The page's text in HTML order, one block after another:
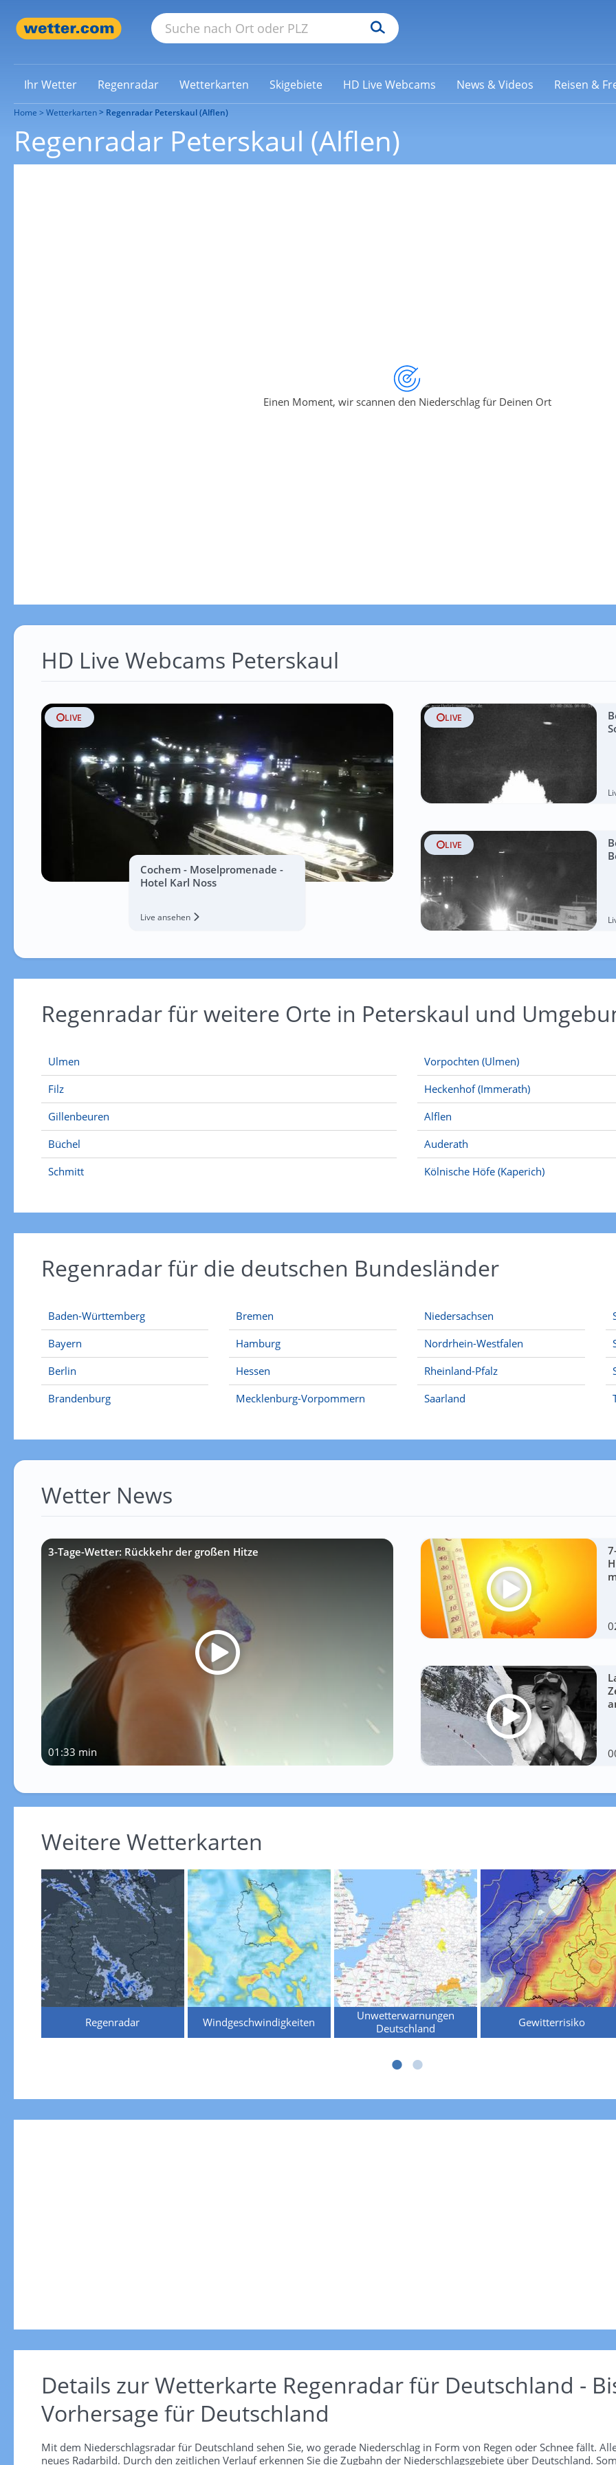
Ihr Wetter Regenradar Wetterkarten Skigebiete HD Live Webcams News & Videos Reisen &
Home Wetterkarten Regenradar Peterskaul (Alflen)
Regenradar Peterskaul (Alflen)
Einen Moment, wir scannen den Niederschlag für Deinen Ort
HD Live Webcams Peterskaul
LIVE
Cochem - Moselpromenade -
Hotel Karl Noss
Live ansehen
LIVE
LIVE
Regenradar für weitere Orte in Peterskaul und
Ulmen
Filz
Gillenbeuren
Büchel
Schmitt
Vorpochten (Ulmen)
Heckenhof (Immerath)
Alflen
Auderath
Kölnische Höfe (Kaperich)
Regenradar für die deutschen Bundesländer
Baden-Württemberg
Bayern
Berlin
Brandenburg
Bremen
Hamburg
Hessen
Mecklenburg-Vorpommern
Niedersachsen
Nordrhein-Westfalen
Rheinland-Pfalz
Saarland
Wetter News
3-Tage-Wetter: Rückkehr der großen Hitze
01:33 min
Weitere Wetterkarten
Regenradar Windgeschwindigkeiten
Unwetterwarnungen
Deutschland
Gewitterrisiko
Details zur Wetterkarte Regenradar für Deutschland -
Vorhersage für Deutschland
Mit dem Niederschlagsradar für Deutschland sehen Sie, wo gerade Niederschlag in Form von Regen oder Schnee fällt.
neues Radarbild. Durch den zeitlichen Verlauf erkennen Sie die Zugbahn der Niederschlagsgebiete über Deutschland.